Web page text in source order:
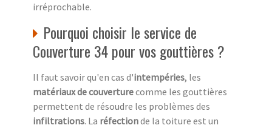
irréprochable.
Pourquoi choisir le service de
Couverture 34 pour vos gouttières ?
Il faut savoir qu'en cas d'intempéries, les
matériaux de couverturecomme les gouttières
permettent de résoudre les problèmes des
infiltrations. La réfectionde la toiture est un